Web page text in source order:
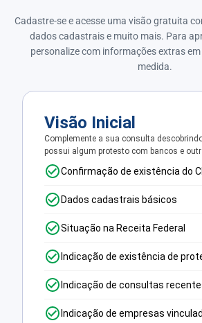
Cadastre-se e acesse uma visão gratuita
dados cadastrais e muito mais. Para
personalize com informações extras
medida.
Visão Inicial
Complemente a sua consulta
possui algum protesto com bancos e
Confirmação de existência do
Dados cadastrais básicos
Situação na Receita Federal
Indicação de existência de
Indicação de consultas
Indicação de empresas